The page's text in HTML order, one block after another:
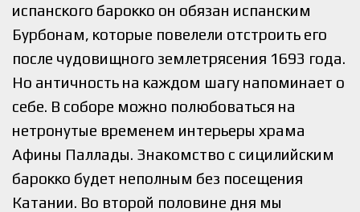
испанского барокко он обязан испанским
Бурбонам, которые повелели отстроить его
после чудовищного землетрясения 1693 года.
Но античность на каждом шагу напоминает о
себе. В соборе можно полюбоваться на
нетронутые временем интерьеры храма
Афины Паллады. Знакомство с сицилийским
барокко будет неполным без посещения
Катании. Во второй половине дня мы